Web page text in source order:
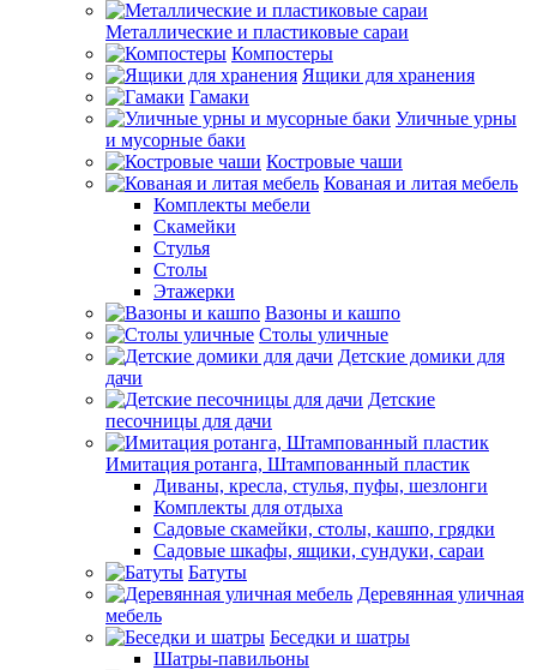
Металлические и пластиковые сараи
Компостеры
Ящики для хранения
Гамаки
Уличные урны
и мусорные баки
Костровые чаши
Кованая и литая мебель
Комплекты мебели
Скамейки
Стулья
Столы
Этажерки
Вазоны и кашпо
Столы уличные
Детские домики для
дачи
Детские
песочницы для дачи
Имитация ротанга, Штампованный пластик
Диваны, кресла, стулья, пуфы, шезлонги
Комплекты для отдыха
Садовые скамейки, столы, кашпо, грядки
Садовые шкафы, ящики, сундуки, сараи
Батуты
Деревянная уличная
мебель
Беседки и шатры
Шатры-павильоны